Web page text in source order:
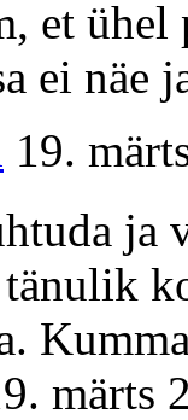
et
ei näe
19.
ja
tänulik
märts